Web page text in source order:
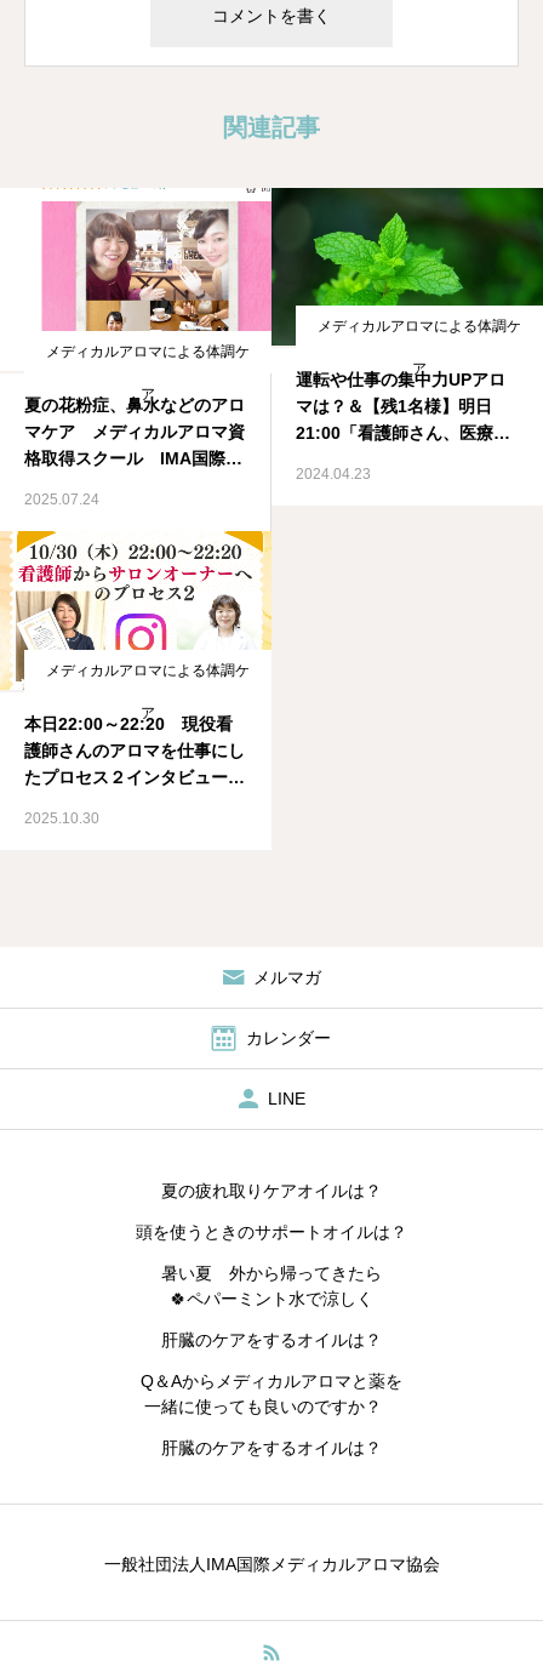
関連記事
メディカルアロマによる体調ケ
ア
夏の花粉症、鼻水などのアロ
マケア メディカルアロマ資
格取得スクール IMA国際メ
2025.07.24
メディカルアロマによる体調ケ
ア
運転や仕事の集中力UPアロ
マは？＆【残1名様】明日
21:00「看護師さん、医療従
2024.04.23
メディカルアロマによる体調ケ
ア
本日22:00～22:20 現役看
護師さんのアロマを仕事にし
たプロセス２インタビュー
2025.10.30
メルマガ
カレンダー
LINE
夏の疲れ取りケアオイルは？
頭を使うときのサポートオイルは？
暑い夏 外から帰ってきたら
🍀ペパーミント水で涼しく
肝臓のケアをするオイルは？
Q＆Aからメディカルアロマと薬を
一緒に使っても良いのですか？
肝臓のケアをするオイルは？
一般社団法人IMA国際メディカルアロマ協会